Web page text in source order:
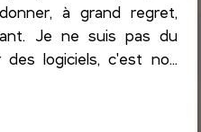
à grand regret,
Je ne suis pas du
logiciels, c'est no...